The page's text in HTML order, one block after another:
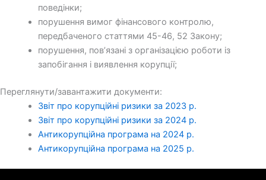
поведінки;
порушення вимог фінансового контролю,
передбаченого статтями 45-46, 52 Закону;
порушення, пов’язані з організацією роботи із
запобігання і виявлення корупції;
Переглянути/завантажити документи:
Звіт про корупційні ризики за 2023 р.
Звіт про корупційні ризики за 2024 р.
Антикорупційна програма на 2024 р.
Антикорупційна програма на 2025 р.